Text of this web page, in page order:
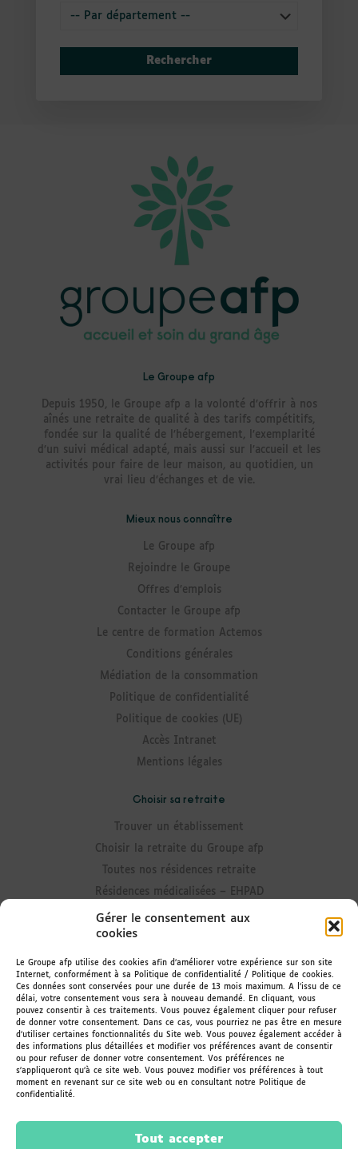
Gérer le consentement aux
cookies
Le Groupe afp utilise des cookies afin d’améliorer votre expérience sur son site
Internet, conformément à sa Politique de confidentialité / Politique de cookies.
Ces données sont conservées pour une durée de 13 mois maximum. A l’issu de ce
délai, votre consentement vous sera à nouveau demandé. En cliquant, vous
pouvez consentir à ces traitements. Vous pouvez également cliquer pour refuser
de donner votre consentement. Dans ce cas, vous pourriez ne pas être en mesure
d’utiliser certaines fonctionnalités du Site web. Vous pouvez également accéder à
des informations plus détaillées et modifier vos préférences avant de consentir
ou pour refuser de donner votre consentement. Vos préférences ne
s'appliqueront qu’à ce site web. Vous pouvez modifier vos préférences à tout
moment en revenant sur ce site web ou en consultant notre Politique de
confidentialité.
Tout accepter
Rechercher
Le Groupe afp
Depuis 1950, le Groupe afp a la volonté d’offrir à nos
aînés une retraite de qualité à des tarifs compétitifs,
fondée sur la qualité de l’hébergement, l’exemplarité
d’un suivi médical adapté, mais aussi sur l’accueil et les
activités pour faire de leur maison, au quotidien, un
vrai lieu d’échanges et de vie.
Mieux nous connaître
Le Groupe afp
Rejoindre le Groupe
Offres d’emplois
Contacter le Groupe afp
Le centre de formation Actemos
Conditions générales
Médiation de la consommation
Politique de confidentialité
Politique de cookies (UE)
Accès Intranet
Mentions légales
Choisir sa retraite
Trouver un établissement
Choisir la retraite du Groupe afp
Toutes nos résidences retraite
Résidences médicalisées – EHPAD
Résidences avec Unité Alzheimer
Résidences senior
Résidences avec accueil de jour
Résidences avec portage de repas
Rester informé
Actualités des résidences
Le Magazine
Recevoir la newsletter